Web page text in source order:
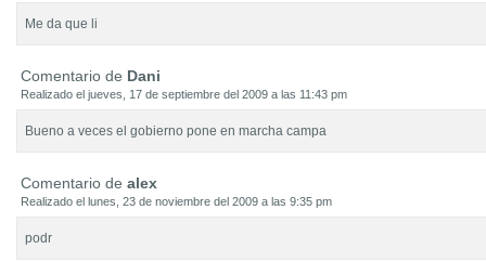
Me da que li
Comentario de Dani
Realizado el jueves, 17 de septiembre del 2009 a las 11:43 pm
Bueno a veces el gobierno pone en marcha campa
Comentario de alex
Realizado el lunes, 23 de noviembre del 2009 a las 9:35 pm
podr